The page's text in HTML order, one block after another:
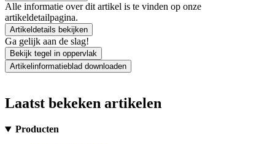
Alle informatie over dit artikel is te vinden op onze
artikeldetailpagina.
Artikeldetails bekijken
Ga gelijk aan de slag!
Bekijk tegel in oppervlak
Artikelinformatieblad downloaden
Laatst bekeken artikelen
Producten